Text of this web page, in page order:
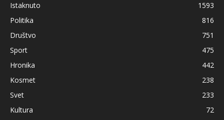
Istaknuto
1593
Politika
816
Društvo
751
Sport
475
Hronika
442
Kosmet
238
Svet
233
Kultura
72